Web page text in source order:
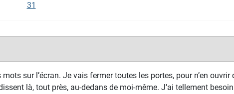
sur l’écran. Je vais fermer toutes les portes, pour n’en ouvrir
là, tout près, au-dedans de moi-même. J’ai tellement
31